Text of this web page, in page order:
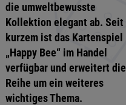
die umweltbewusste
Kollektion elegant ab. Seit
kurzem ist das Kartenspiel
„Happy Bee“ im Handel
verfügbar und erweitert die
Reihe um ein weiteres
wichtiges Thema.